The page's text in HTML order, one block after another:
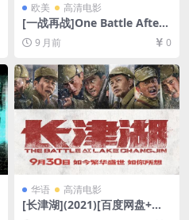
欧美 高清电影
[一战再战]One Battle After
Another (2025)[百度网盘+夸
克网盘4K超清未删减资源][网
盘在线播放/下载][MP4/28G
B][中英字幕]
9 月前 0
华语 高清电影
[长津湖](2021)[百度网盘+迅